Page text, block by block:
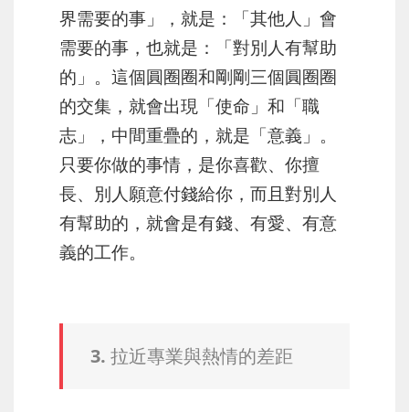
界需要的事」， 就是：「其他人」會
需要的事， 也就是：「對別人有幫助
的」。這個圓圈圈和剛剛三個圓圈圈
的交集，就會出現「使命」和「職
志」，中間重疊的，就是「意義」。
只要你做的事情，是你喜歡、你擅
長、別人願意付錢給你，而且對別人
有幫助的，就會是有錢、有愛、有意
義的工作。
3. 拉近專業與熱情的差距